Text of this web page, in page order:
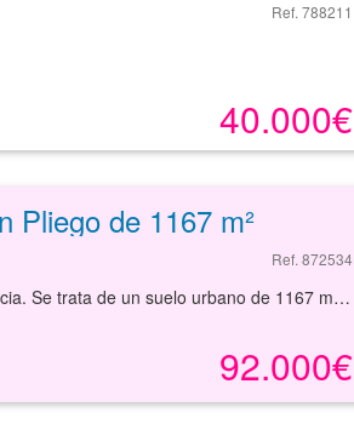
Ref. 788211
40.000€
Pliego de 1167 m²
Ref. 872534
Suelo urbano de 1167 m², de uso residencial, en venta en Pliego, Murcia. Se trata de un suelo urbano de 1167 m² que admite una edificabilidad aproximada de 1468 m²t. Tiene como uso principal el residencial unifamiliar adosada. Es compatible con el uso comercial. Cuenta con todas las infraestructuras básicas necesarias (alumbrado, suministro de agua, suministro de electricidad, viales, acerado, etc.). El suelo se sitúa en el núcleo urbano de la población, teniendo buenos accesos por carretera. En la población podemos encontrar servicios como supermercados, restaurantes, instalaciones deportivas, centros educativos, oficinas bancarias, otros negocios comerciales, etc. A pocos pasos del polideportivo municipal. Es, por tanto, una opción interesante para invertir dada las posibilidades que ofrece. Con nuestros servicios podrá conocer las posibilidades reales de este suelo y valorar sus posibilidades de inversión. Empiece ahora mismo pidiendo más información. Un responsable cercano a usted le atenderá personalmente. . La información contenida en este anuncio respecto de este inmueble no constituye una oferta contractual. Será la persona o personas interesadas en la compra del inmueble quienes presenten su oferta que quedará siempre sujeta a aprobación expresa por parte de la propietaria del inmueble
92.000€